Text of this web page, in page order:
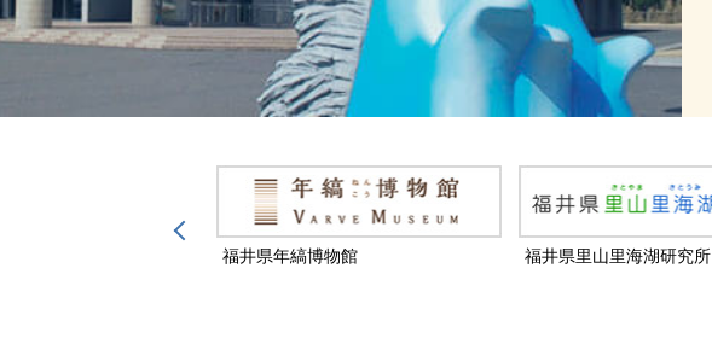
福井県年縞博物館 福井県里山里海湖研究所